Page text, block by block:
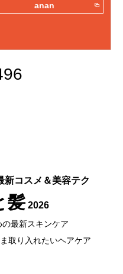
anan
新コスメ＆美容テク
髪 2026
最新スキンケア
取り入れたいヘアケア